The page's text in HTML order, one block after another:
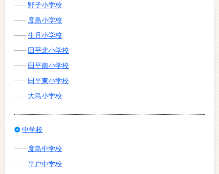
野子小学校
度島小学校
生月小学校
田平北小学校
田平南小学校
田平東小学校
大島小学校
中学校
度島中学校
平戸中学校